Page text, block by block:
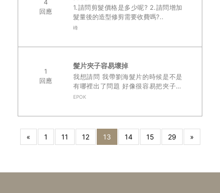
4
回應
1.請問剪髮價格是多少呢? 2.請問增加
髮量後的造型修剪需要收費嗎?..
峰
1
回應
髮片夾子容易壞掉
我想請問 我帶劉海髮片的時候是不是
有哪裡出了問題 好像很容易把夾子弄
壞掉 大概再壞掉前 會感覺到夾子會扣
EPOK
« 1 11 12 13 14 15 29 »